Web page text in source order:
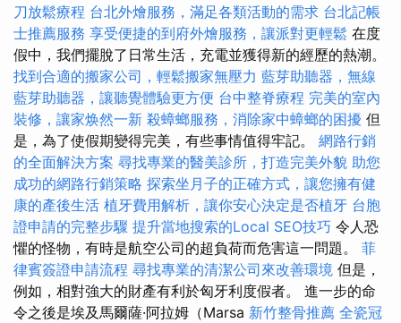
刀放鬆療程 台北外燴服務，滿足各類活動的需求 台北記帳
士推薦服務 享受便捷的到府外燴服務，讓派對更輕鬆 在度
假中，我們擺脫了日常生活，充電並獲得新的經歷的熱潮。
找到合適的搬家公司，輕鬆搬家無壓力 藍芽助聽器，無線
藍芽助聽器，讓聽覺體驗更方便 台中整脊療程 完美的室內
裝修，讓家焕然一新 殺蟑螂服務，消除家中蟑螂的困擾 但
是，為了使假期變得完美，有些事情值得牢記。 網路行銷
的全面解決方案 尋找專業的醫美診所，打造完美外貌 助您
成功的網路行銷策略 探索坐月子的正確方式，讓您擁有健
康的產後生活 植牙費用解析，讓你安心決定是否植牙 台胞
證申請的完整步驟 提升當地搜索的Local SEO技巧 令人恐
懼的怪物，有時是航空公司的超負荷而危害這一問題。 菲
律賓簽證申請流程 尋找專業的清潔公司來改善環境 但是，
例如，相對強大的財產有利於匈牙利度假者。 進一步的命
令之後是埃及馬爾薩·阿拉姆（Marsa 新竹整骨推薦 全瓷冠